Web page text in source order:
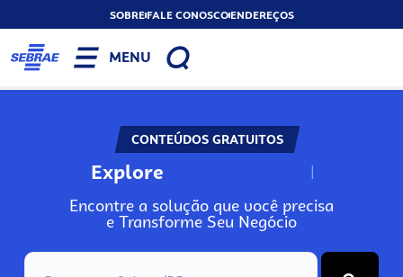
SOBREFALE CONOSCOENDEREÇOS
MENU
CONTEÚDOS GRATUITOS
Explore N
Encontre a solução que você precisa
e Transforme Seu Negócio